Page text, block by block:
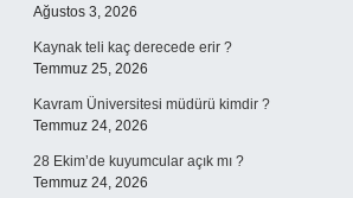
Ağustos 3, 2026
Kaynak teli kaç derecede erir ?
Temmuz 25, 2026
Kavram Üniversitesi müdürü kimdir ?
Temmuz 24, 2026
28 Ekim’de kuyumcular açık mı ?
Temmuz 24, 2026